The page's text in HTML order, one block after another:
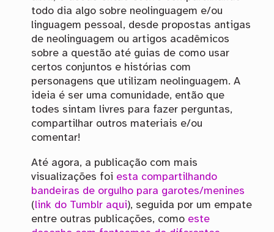
todo dia algo sobre neolinguagem e/ou
linguagem pessoal, desde propostas antigas
de neolinguagem ou artigos acadêmicos
sobre a questão até guias de como usar
certos conjuntos e histórias com
personagens que utilizam neolinguagem. A
ideia é ser uma comunidade, então que
todes sintam livres para fazer perguntas,
compartilhar outros materiais e/ou
comentar!
Até agora, a publicação com mais
visualizações foi esta compartilhando
bandeiras de orgulho para garotes/menines
(link do Tumblr aqui), seguida por um empate
entre outras publicações, como este